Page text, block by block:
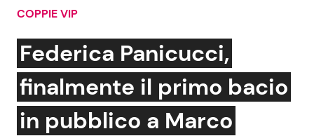
Cerca:
News e Cronaca
Attualità Italiana
Gossip e TV
Bellezze VIP
COPPIE VIP
Federica Panicucci,
finalmente il primo bacio
in pubblico a Marco